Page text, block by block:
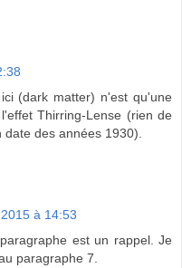
(dark matter) n'est qu'une
Thirring-Lense (rien de
date des années 1930).
à 14:53
est un rappel. Je
paragraphe 7.